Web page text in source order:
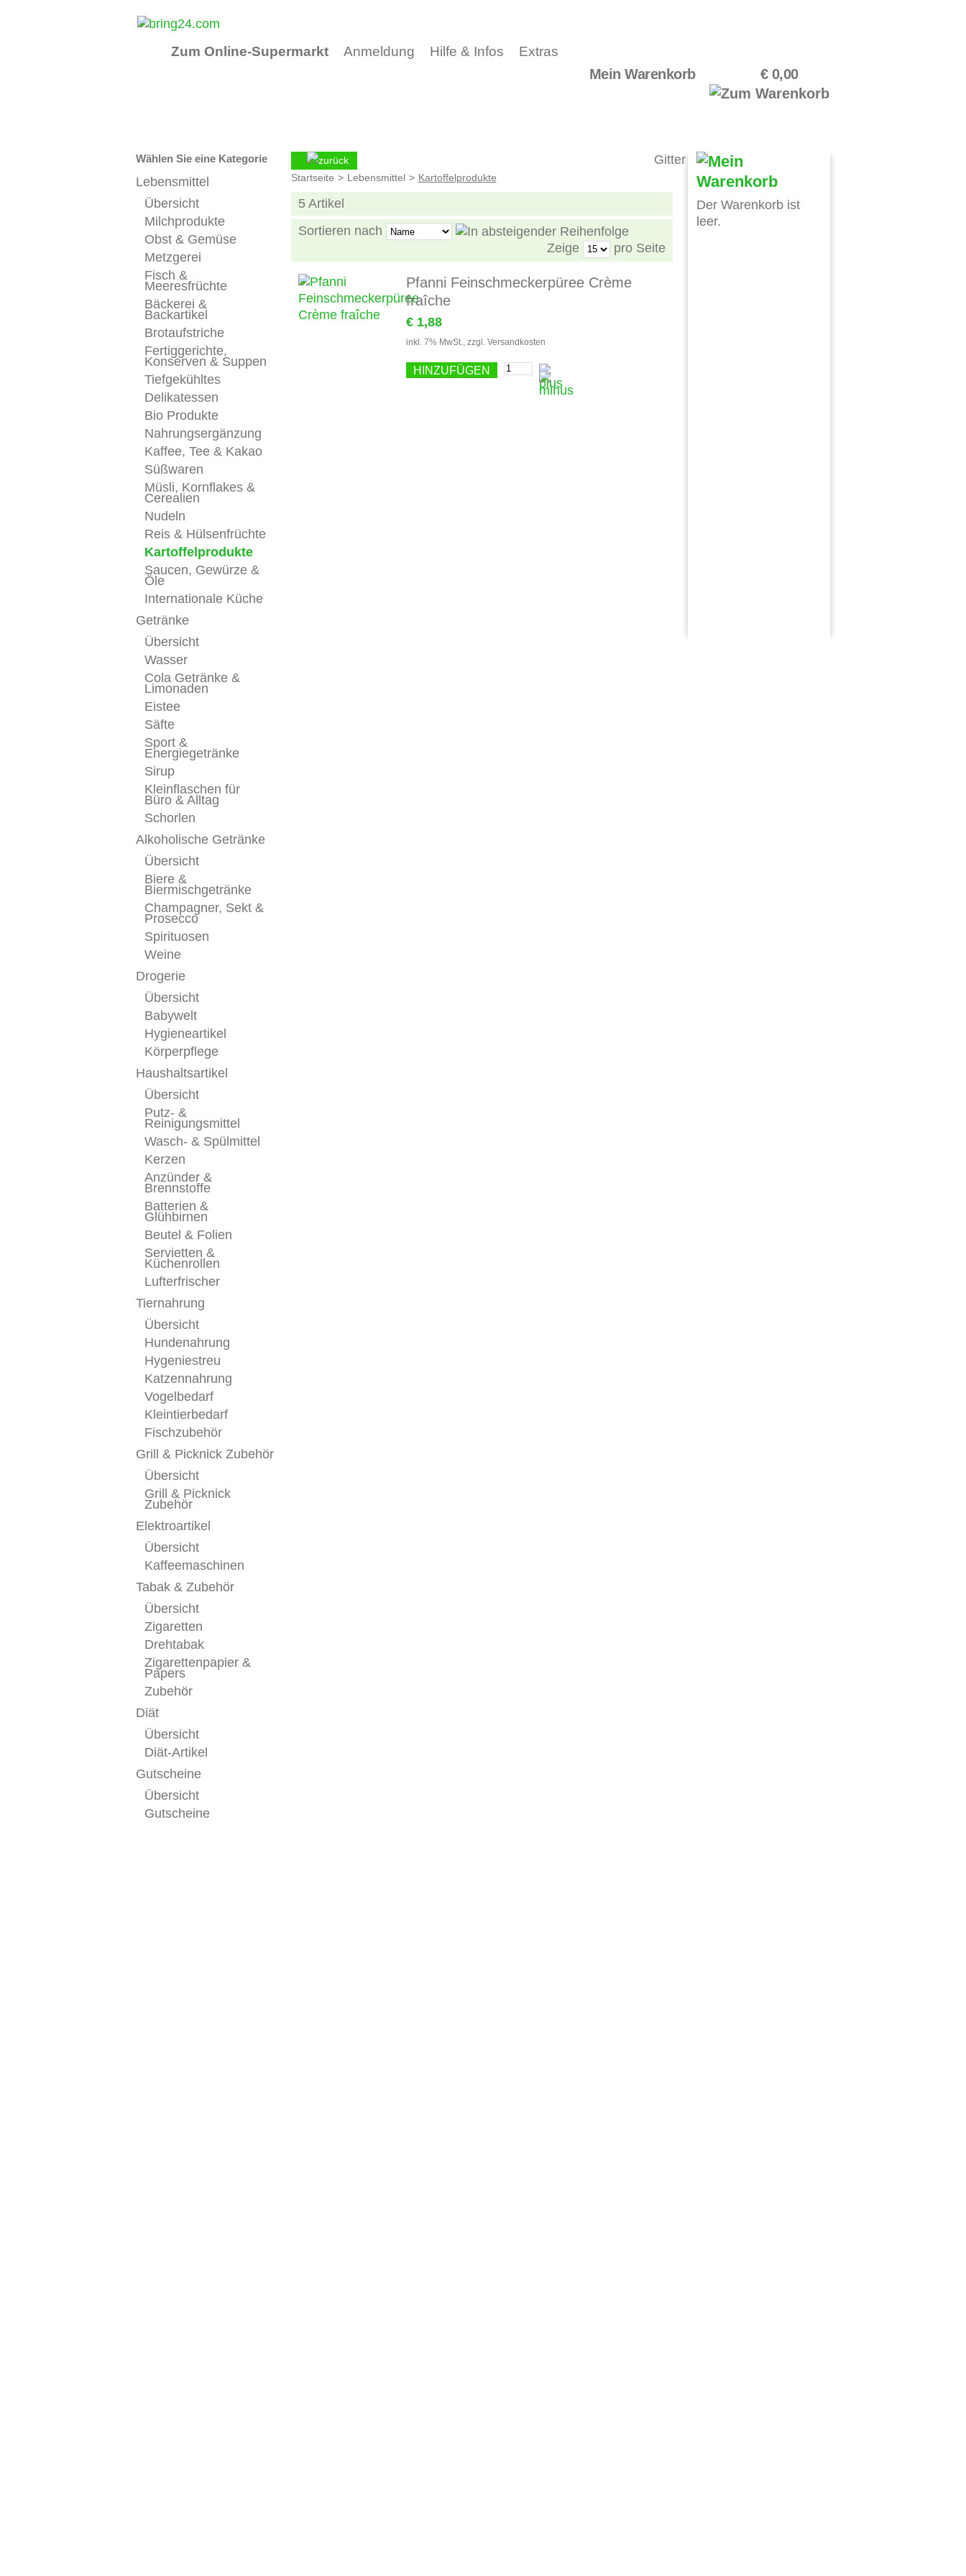
Mein Warenkorb € 0,00
Zum Online-Supermarkt Anmeldung Hilfe & Infos Extras
Startseite > Lebensmittel > Kartoffelprodukte
5 Artikel
Gitter
Sortieren nach
Zeige
pro Seite
Pfanni Feinschmeckerpüree Crème
fraîche
€ 1,88
inkl. 7% MwSt., zzgl. Versandkosten
HINZUFÜGEN
Wählen Sie eine Kategorie
Lebensmittel
Übersicht
Milchprodukte
Obst & Gemüse
Metzgerei
Fisch &
Meeresfrüchte
Bäckerei &
Backartikel
Brotaufstriche
Fertiggerichte,
Konserven & Suppen
Tiefgekühltes
Delikatessen
Bio Produkte
Nahrungsergänzung
Kaffee, Tee & Kakao
Süßwaren
Müsli, Kornflakes &
Cerealien
Nudeln
Reis & Hülsenfrüchte
Kartoffelprodukte
Saucen, Gewürze &
Öle
Internationale Küche
Getränke
Übersicht
Wasser
Cola Getränke &
Limonaden
Eistee
Säfte
Sport &
Energiegetränke
Sirup
Kleinflaschen für
Büro & Alltag
Schorlen
Alkoholische Getränke
Übersicht
Biere &
Biermischgetränke
Champagner, Sekt &
Prosecco
Spirituosen
Weine
Drogerie
Übersicht
Babywelt
Hygieneartikel
Körperpflege
Haushaltsartikel
Übersicht
Putz- &
Reinigungsmittel
Wasch- & Spülmittel
Kerzen
Anzünder &
Brennstoffe
Batterien &
Glühbirnen
Beutel & Folien
Servietten &
Küchenrollen
Lufterfrischer
Tiernahrung
Übersicht
Hundenahrung
Hygeniestreu
Katzennahrung
Vogelbedarf
Kleintierbedarf
Fischzubehör
Grill & Picknick Zubehör
Übersicht
Grill & Picknick
Zubehör
Elektroartikel
Übersicht
Kaffeemaschinen
Tabak & Zubehör
Übersicht
Zigaretten
Drehtabak
Zigarettenpapier &
Papers
Zubehör
Diät
Übersicht
Diät-Artikel
Gutscheine
Übersicht
Gutscheine
Der Warenkorb ist
leer.